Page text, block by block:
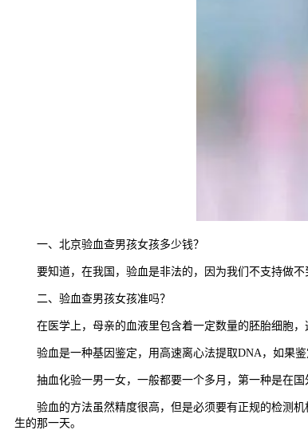
一、北京验血查男孩女孩多少钱？
要知道，在我国，验血是非法的，因为我们不支持做不
二、验血查男孩女孩准吗？
在医学上，母亲的血液里包含着一定数量的胚胎细胞，
验血是一种基因鉴定，用高速离心法提取DNA，如果鉴
抽血化验一男一女，一般都要一个多月，第一种是在国
验血的方法虽然精度很高，但是必须要有正规的检测机
生的那一天。